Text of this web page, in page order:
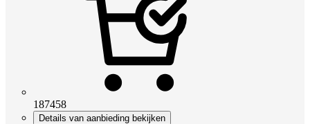
187458
Details van aanbieding bekijken